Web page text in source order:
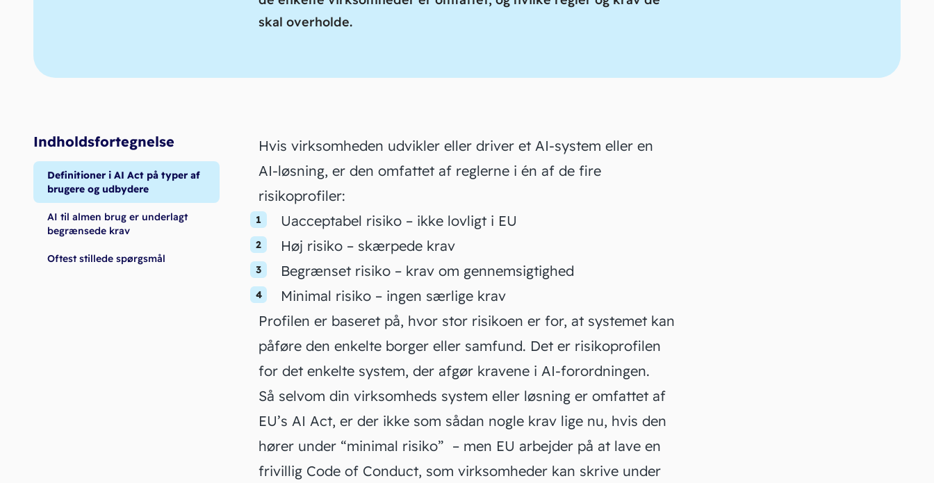
skal overholde.
Indholdsfortegnelse
Definitioner i AI Act på typer af
brugere og udbydere
AI til almen brug er underlagt
begrænsede krav
Oftest stillede spørgsmål
Hvis virksomheden udvikler eller driver et AI-system eller en
AI-løsning, er den omfattet af reglerne i én af de fire
risikoprofiler:
Uacceptabel risiko – ikke lovligt i EU
Høj risiko – skærpede krav
Begrænset risiko – krav om gennemsigtighed
Minimal risiko – ingen særlige krav
Profilen er baseret på, hvor stor risikoen er for, at systemet kan
påføre den enkelte borger eller samfund. Det er risikoprofilen
for det enkelte system, der afgør kravene i AI-forordningen.
Så selvom din virksomheds system eller løsning er omfattet af
EU’s AI Act, er der ikke som sådan nogle krav lige nu, hvis den
hører under “minimal risiko” – men EU arbejder på at lave en
frivillig Code of Conduct, som virksomheder kan skrive under